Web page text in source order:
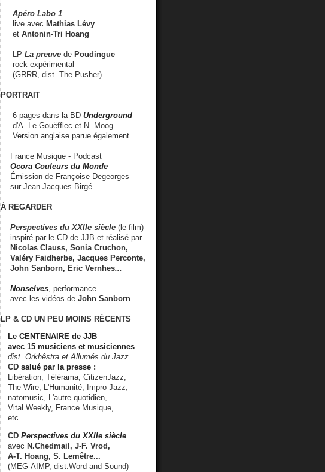
Apéro Labo 1
live avec Mathias Lévy
et Antonin-Tri Hoang
LP La preuve de Poudingue
rock expérimental
(GRRR, dist. The Pusher)
PORTRAIT
6 pages dans la BD Underground
d'A. Le Gouëfflec et N. Moog
Version anglaise parue également
France Musique - Podcast
Ocora Couleurs du Monde
Émission de Françoise Degeorges
sur Jean-Jacques Birgé
À REGARDER
Perspectives du XXIIe siècle (le film)
inspiré par le CD de JJB et réalisé par
Nicolas Clauss, Sonia Cruchon,
Valéry Faidherbe, Jacques Perconte,
John Sanborn, Eric Vernhes...
Nonselves , performance
avec les vidéos de John Sanborn
LP & CD UN PEU MOINS RÉCENTS
Le CENTENAIRE de JJB
avec 15 musiciens et musiciennes
dist. Orkhêstra et Allumés du Jazz
CD salué par la presse :
Libération, Télérama, CitizenJazz,
The Wire, L'Humanité, Impro Jazz,
natomusic, L'autre quotidien,
Vital Weekly, France Musique,
etc.
CD Perspectives du XXIIe siècle
avec N.Chedmail, J-F. Vrod,
A-T. Hoang, S. Lemêtre...
(MEG-AIMP, dist.Word and Sound)